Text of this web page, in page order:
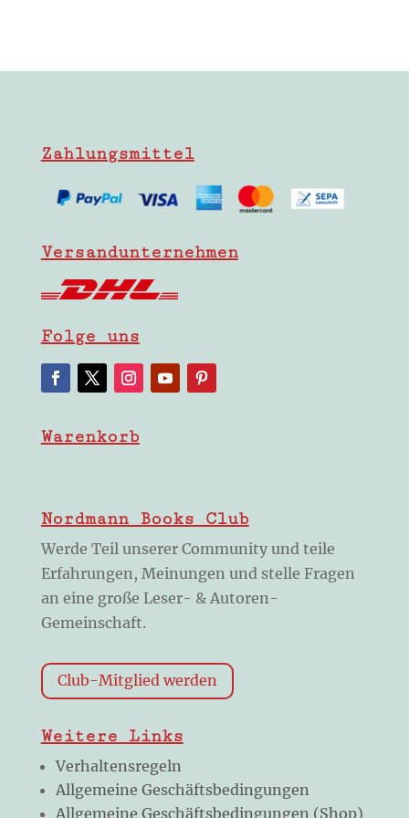
Zahlungsmittel
Versandunternehmen
Folge uns
Warenkorb
Nordmann Books Club
Werde Teil unserer Community und teile
Erfahrungen, Meinungen und stelle Fragen
an eine große Leser- & Autoren-
Gemeinschaft.
Club-Mitglied werden
Weitere Links
Verhaltensregeln
Allgemeine Geschäftsbedingungen
Allgemeine Geschäftsbedingungen (Shop)